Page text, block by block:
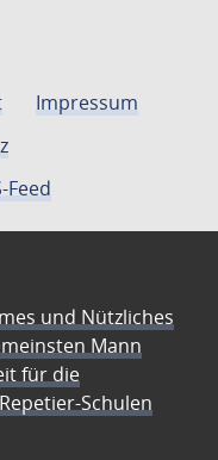
Impressum
Feed
und Nützliches
Mann
für die
Schulen